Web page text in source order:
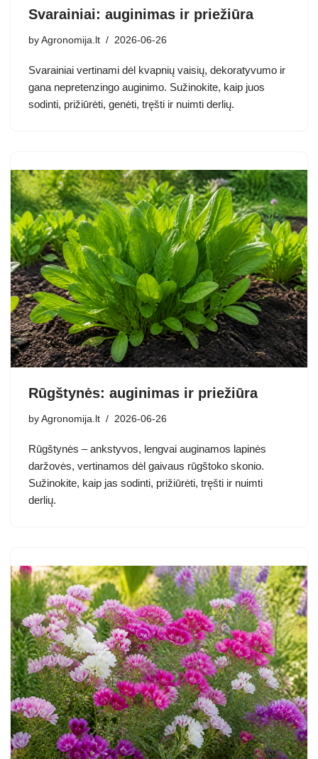
Svarainiai: auginimas ir priežiūra
by Agronomija.lt 2026-06-26
Svarainiai vertinami dėl kvapnių vaisių, dekoratyvumo ir
gana nepretenzingo auginimo. Sužinokite, kaip juos
sodinti, prižiūrėti, genėti, tręšti ir nuimti derlių.
Rūgštynės: auginimas ir priežiūra
by Agronomija.lt 2026-06-26
Rūgštynės – ankstyvos, lengvai auginamos lapinės
daržovės, vertinamos dėl gaivaus rūgštoko skonio.
Sužinokite, kaip jas sodinti, prižiūrėti, tręšti ir nuimti
derlių.